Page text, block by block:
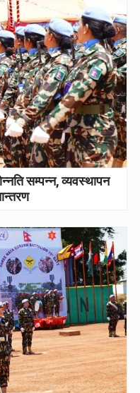
सम्पन्न, व्यवस्थापन